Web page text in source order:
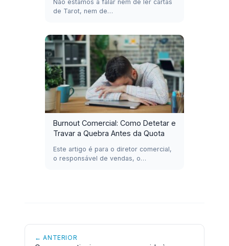
Não estamos a falar nem de ler cartas
de Tarot, nem de…
Burnout Comercial: Como Detetar e
Travar a Quebra Antes da Quota
Este artigo é para o diretor comercial,
o responsável de vendas, o…
← ANTERIOR